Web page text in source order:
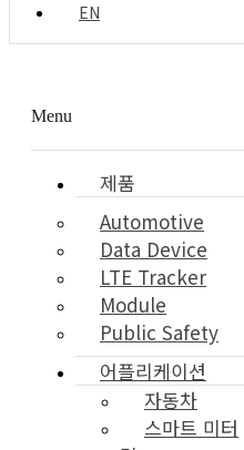
EN
Menu
제품
Automotive
Data Device
LTE Tracker
Module
Public Safety
어플리케이션
자동차
스마트 미터